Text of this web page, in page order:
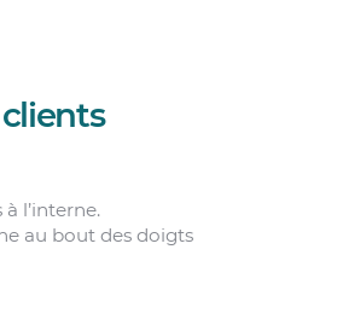
l’interne.
au bout des doigts